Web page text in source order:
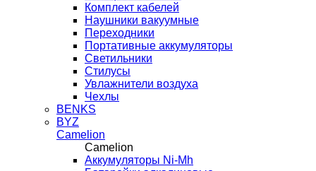
Комплект кабелей
Наушники вакуумные
Переходники
Портативные аккумуляторы
Светильники
Стилусы
Увлажнители воздуха
Чехлы
BENKS
BYZ
Camelion
Camelion
Аккумуляторы Ni-Mh